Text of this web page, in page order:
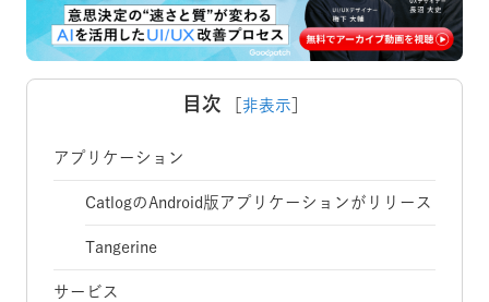
目次 非表示
アプリケーション
CatlogのAndroid版アプリケーションがリリース
Tangerine
サービス